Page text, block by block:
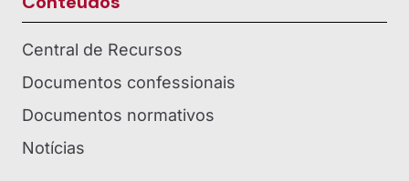
Central de Recursos
Documentos confessionais
Documentos normativos
Notícias